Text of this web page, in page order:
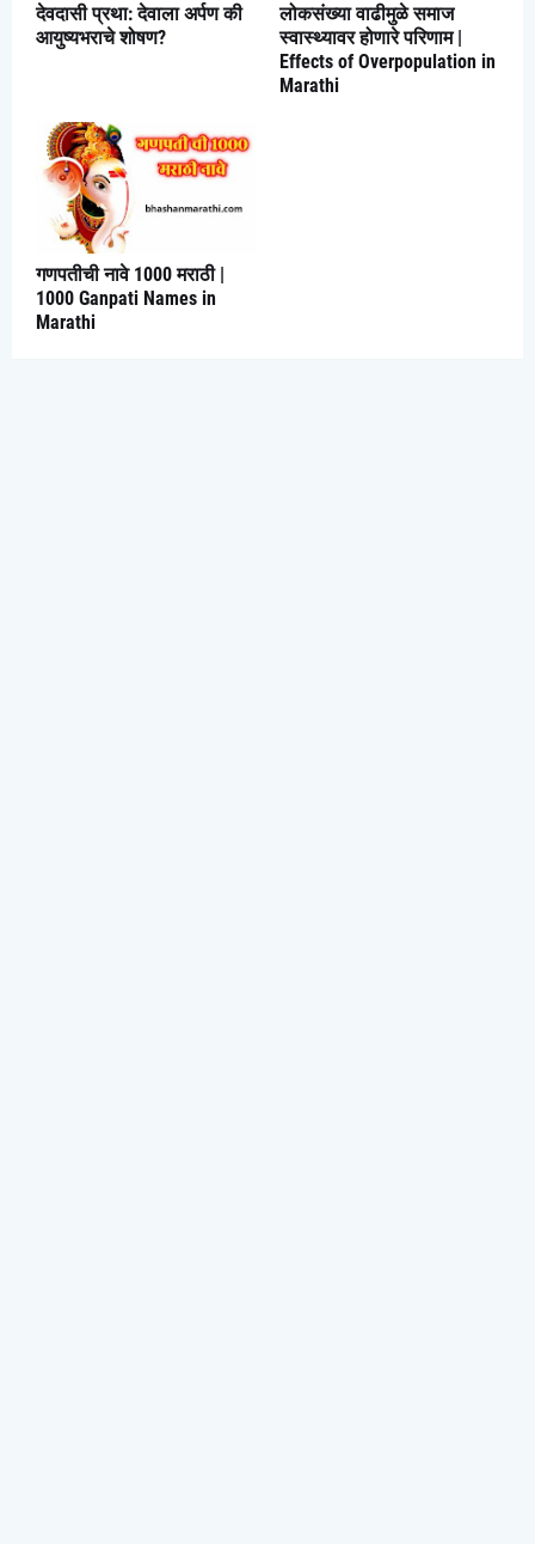
देवदासी प्रथा: देवाला अर्पण की
आयुष्यभराचे शोषण?
लोकसंख्या वाढीमुळे समाज
स्वास्थ्यावर होणारे परिणाम |
Effects of Overpopulation in
Marathi
गणपतीची नावे 1000 मराठी |
1000 Ganpati Names in
Marathi